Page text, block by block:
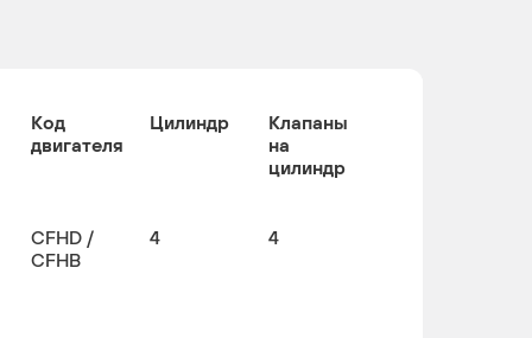
Код
двигателя
Цилиндр
Клапаны
на
цилиндр
CFHD /
CFHB
4 4